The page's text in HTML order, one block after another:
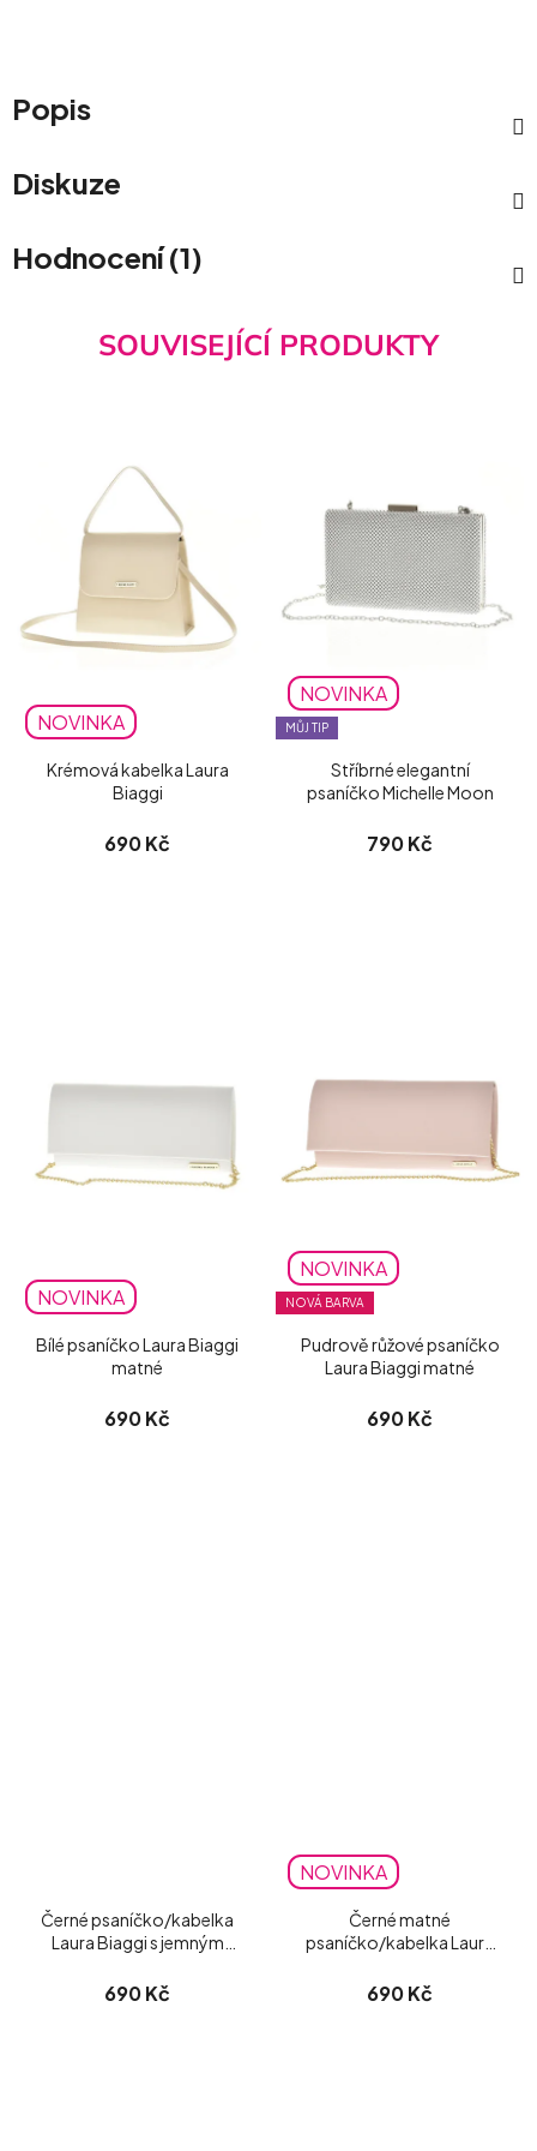
Popis
Diskuze
Hodnocení (1)
SOUVISEJÍCÍ PRODUKTY
NOVINKA
Krémová kabelka Laura
Biaggi
690 Kč
NOVINKA
MŮJ TIP
Stříbrné elegantní
psaníčko Michelle Moon
790 Kč
NOVINKA
Bílé psaníčko Laura Biaggi
matné
690 Kč
NOVINKA
NOVÁ BARVA
Pudrově růžové psaníčko
Laura Biaggi matné
690 Kč
Černé psaníčko/kabelka
Laura Biaggi s jemným
690 Kč
NOVINKA
Černé matné
psaníčko/kabelka Laura
690 Kč